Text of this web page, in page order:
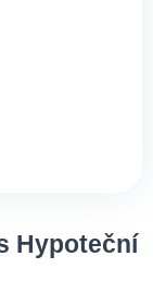
Hypoteční